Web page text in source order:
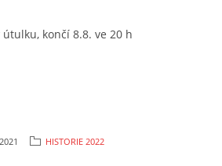
končí 8.8. ve 20 h
HISTORIE 2022